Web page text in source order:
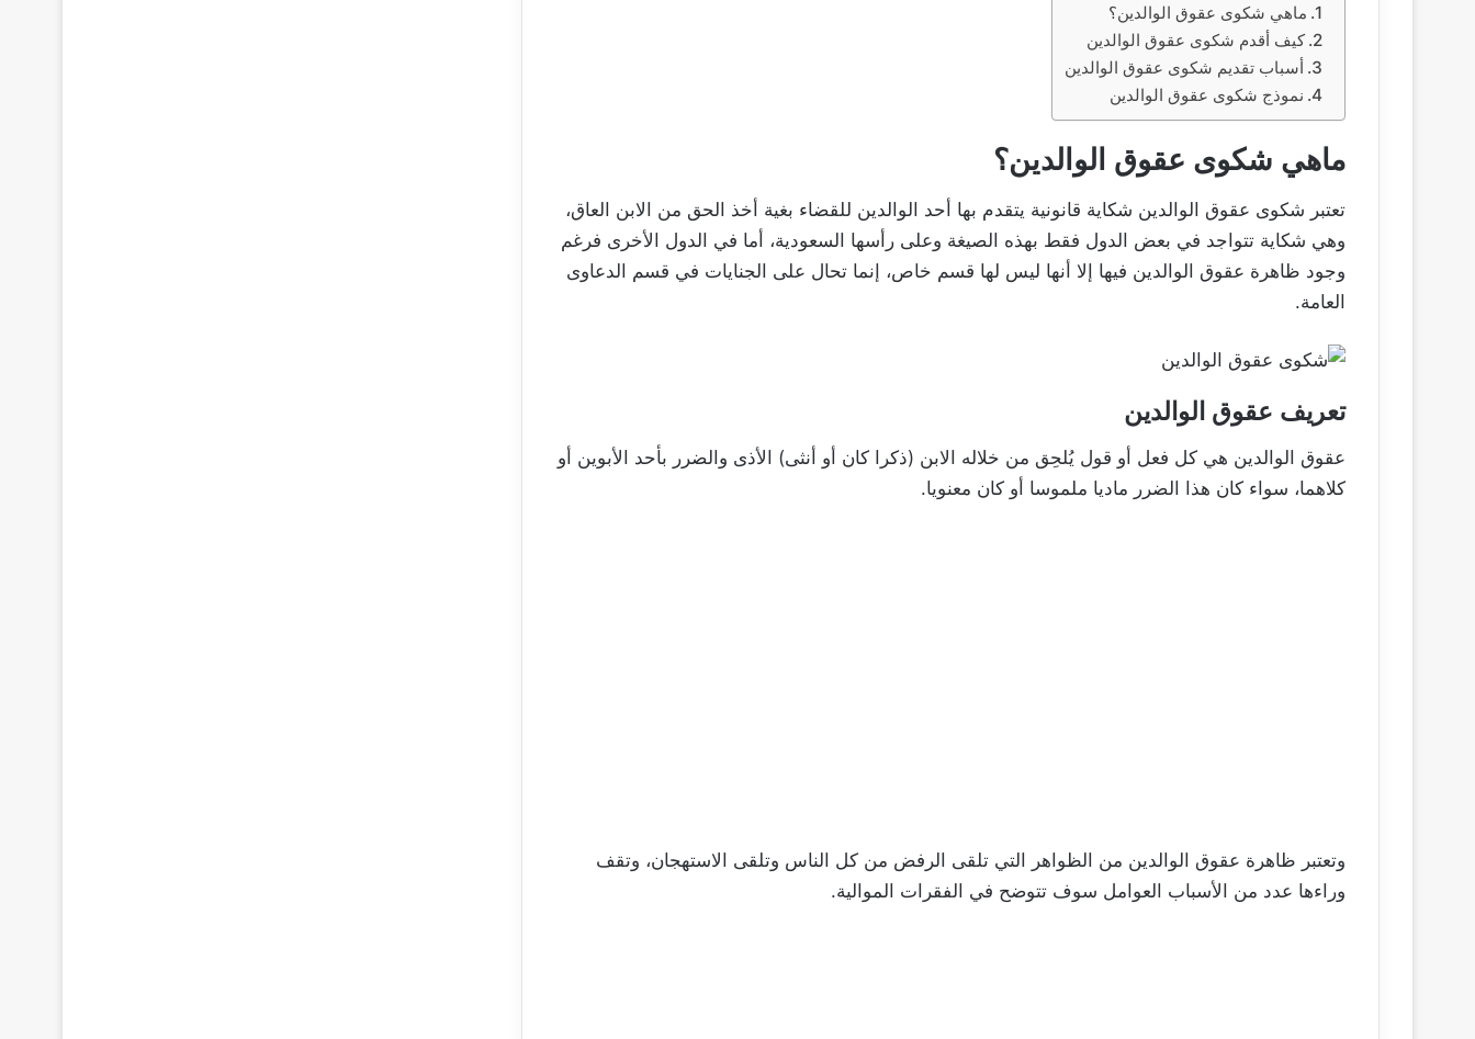
ماهي شكوى عقوق الوالدين؟
كيف أقدم شكوى عقوق الوالدين
أسباب تقديم شكوى عقوق الوالدين
نموذج شكوى عقوق الوالدين
ماهي شكوى عقوق الوالدين؟
تعتبر شكوى عقوق الوالدين شكاية قانونية يتقدم بها أحد الوالدين للقضاء بغية أخذ الحق من الابن العاق،
وهي شكاية تتواجد في بعض الدول فقط بهذه الصيغة وعلى رأسها السعودية، أما في الدول الأخرى فرغم
وجود ظاهرة عقوق الوالدين فيها إلا أنها ليس لها قسم خاص، إنما تحال على الجنايات في قسم الدعاوى
العامة.
تعريف عقوق الوالدين
عقوق الوالدين هي كل فعل أو قول يُلحِق من خلاله الابن (ذكرا كان أو أنثى) الأذى والضرر بأحد الأبوين أو
كلاهما، سواء كان هذا الضرر ماديا ملموسا أو كان معنويا.
وتعتبر ظاهرة عقوق الوالدين من الظواهر التي تلقى الرفض من كل الناس وتلقى الاستهجان، وتقف
وراءها عدد من الأسباب العوامل سوف تتوضح في الفقرات الموالية.